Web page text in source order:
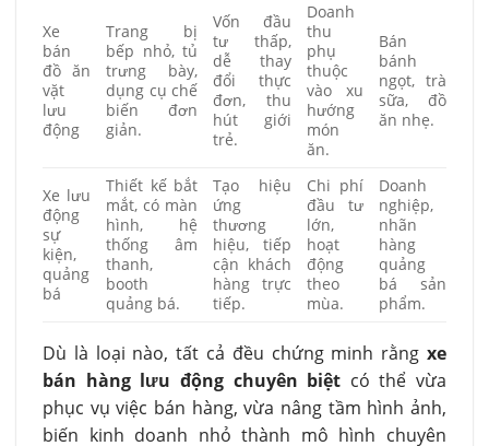
Xe
bán
đồ ăn
vặt
lưu
động
Trang bị
bếp nhỏ, tủ
trưng bày,
dụng cụ chế
biến đơn
giản.
Vốn đầu
tư thấp,
dễ thay
đổi thực
đơn, thu
hút giới
trẻ.
Doanh
thu
phụ
thuộc
vào xu
hướng
món
ăn.
Bán
bánh
ngọt, trà
sữa, đồ
ăn nhẹ.
Xe lưu
động
sự
kiện,
quảng
bá
Thiết kế bắt
mắt, có màn
hình, hệ
thống âm
thanh,
booth
quảng bá.
Tạo hiệu
ứng
thương
hiệu, tiếp
cận khách
hàng trực
tiếp.
Chi phí
đầu tư
lớn,
hoạt
động
theo
mùa.
Doanh
nghiệp,
nhãn
hàng
quảng
bá sản
phẩm.
Dù là loại nào, tất cả đều chứng minh rằng xe
bán hàng lưu động chuyên biệt có thể vừa
phục vụ việc bán hàng, vừa nâng tầm hình ảnh,
biến kinh doanh nhỏ thành mô hình chuyên